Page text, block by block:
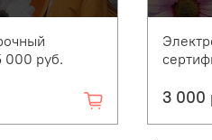
000 руб.
3 000